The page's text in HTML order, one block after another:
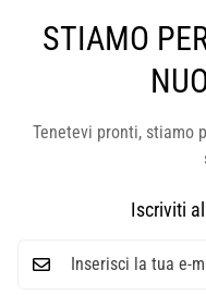
STIAMO
Tenetevi pronti, stiamo
Iscriviti